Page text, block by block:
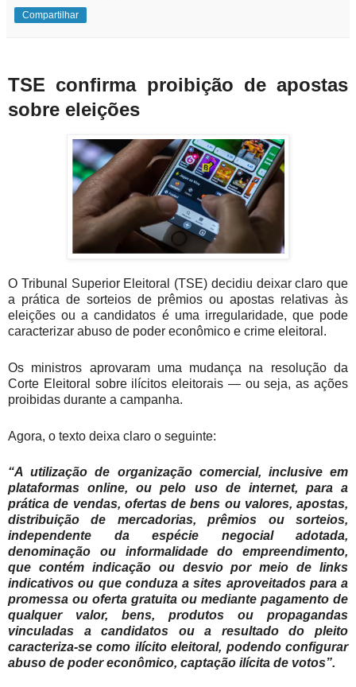
Compartilhar
TSE confirma proibição de apostas
sobre eleições
O Tribunal Superior Eleitoral (TSE) decidiu deixar claro que
a prática de sorteios de prêmios ou apostas relativas às
eleições ou a candidatos é uma irregularidade, que pode
caracterizar abuso de poder econômico e crime eleitoral.
Os ministros aprovaram uma mudança na resolução da
Corte Eleitoral sobre ilícitos eleitorais — ou seja, as ações
proibidas durante a campanha.
Agora, o texto deixa claro o seguinte:
“A utilização de organização comercial, inclusive em
plataformas online, ou pelo uso de internet, para a
prática de vendas, ofertas de bens ou valores, apostas,
distribuição de mercadorias, prêmios ou sorteios,
independente da espécie negocial adotada,
denominação ou informalidade do empreendimento,
que contém indicação ou desvio por meio de links
indicativos ou que conduza a sites aproveitados para a
promessa ou oferta gratuita ou mediante pagamento de
qualquer valor, bens, produtos ou propagandas
vinculadas a candidatos ou a resultado do pleito
caracteriza-se como ilícito eleitoral, podendo configurar
abuso de poder econômico, captação ilícita de votos”.